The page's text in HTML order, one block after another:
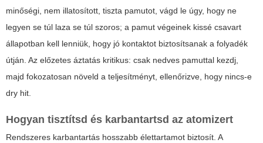
minőségi, nem illatosított, tiszta pamutot, vágd le úgy, hogy ne
legyen se túl laza se túl szoros; a pamut végeinek kissé csavart
állapotban kell lenniük, hogy jó kontaktot biztosítsanak a folyadék
útján. Az előzetes áztatás kritikus: csak nedves pamuttal kezdj,
majd fokozatosan növeld a teljesítményt, ellenőrizve, hogy nincs-e
dry hit.
Hogyan tisztítsd és karbantartsd az atomizert
Rendszeres karbantartás hosszabb élettartamot biztosít. A